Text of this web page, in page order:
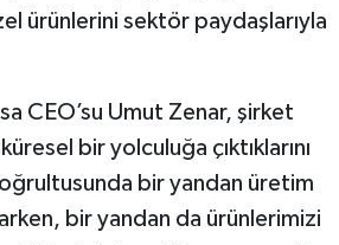
ürünlerini sektör paydaşlarıyla
CEO’su Umut Zenar, şirket
bir yolculuğa çıktıklarını
bir yandan üretim
bir yandan da ürünlerimizi